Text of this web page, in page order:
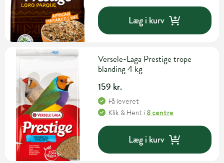
Læg i kurv
Versele-Laga Prestige trope
blanding 4 kg
159 kr.
Få leveret
Klik & Hent i 8 centre
Læg i kurv